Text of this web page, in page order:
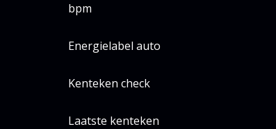
bpm
Energielabel auto
Kenteken check
Laatste kenteken